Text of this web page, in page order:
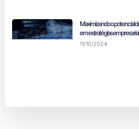
Maximizando o potencial
em estratégias
11/10/2024